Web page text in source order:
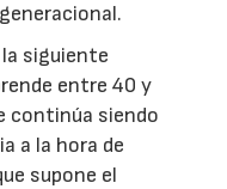
siguiente
entre 40 y
continúa siendo
a la hora de
supone el